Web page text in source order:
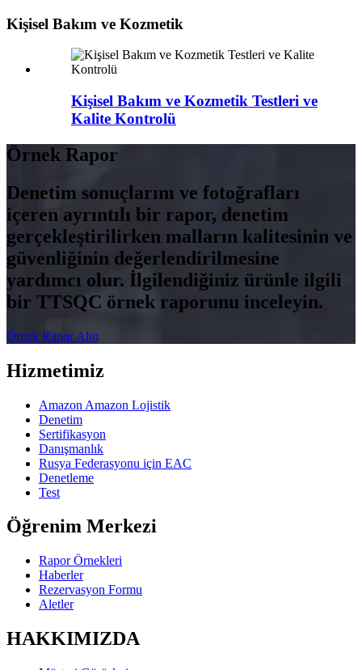
Kişisel Bakım ve Kozmetik
Kişisel Bakım ve Kozmetik Testleri ve
Kalite Kontrolü
Örnek Rapor
Denetim sonuçlarını ve fotoğrafları
içeren ayrıntılı bir rapor, denetim
gerçekleştirilirken malların kalitesinin ve
güvenliğinin değerlendirilmesine
yardımcı olur. İlgilendiğiniz ürünle ilgili
bir TTSQC örnek raporunu inceleyin.
Örnek Rapor Alın
Hizmetimiz
Amazon Amazon Lojistik
Denetim
Sertifikasyon
Danışmanlık
Rusya Federasyonu için EAC
Denetleme
Test
Öğrenim Merkezi
Rapor Örnekleri
Haberler
Rezervasyon Formu
Aletler
HAKKIMIZDA